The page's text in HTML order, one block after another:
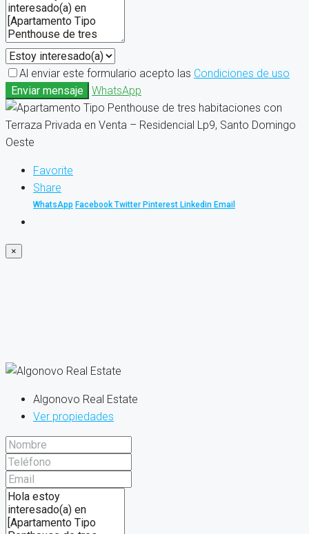
Al enviar este formulario acepto las Condiciones de uso
Enviar mensaje
WhatsApp
Favorite
Share
WhatsApp Facebook Twitter Pinterest Linkedin Email
×
Algonovo Real Estate
Ver propiedades